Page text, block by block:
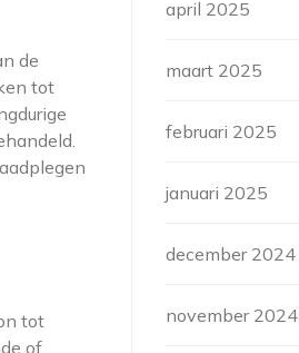
de
tot
tot
of
april 2025
maart 2025
februari 2025
januari 2025
december 2024
november 2024